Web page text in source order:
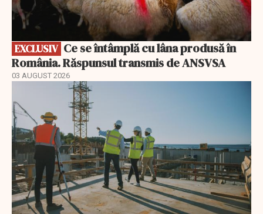
EXCLUSIV
România. Răspunsul transmis de ANSVSA
03 AUGUST 2026